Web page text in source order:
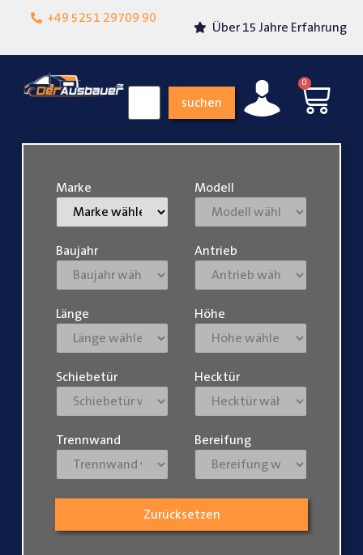
+49 5251 29709 90
Lokalgeschäft in
Über 15 Jahre Erfahrung
suchen
0
Marke Modell
Baujahr Antrieb
Länge Höhe
Schiebetür Hecktür
Trennwand Bereifung
Zurücksetzen